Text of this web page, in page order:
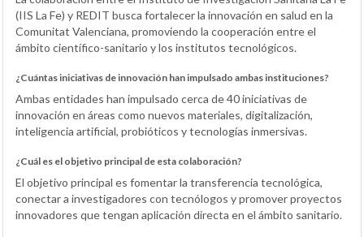
(IIS La Fe) y REDIT busca fortalecer la innovación en salud en la
Comunitat Valenciana, promoviendo la cooperación entre el
ámbito científico-sanitario y los institutos tecnológicos.
¿Cuántas iniciativas de innovación han impulsado ambas instituciones?
Ambas entidades han impulsado cerca de 40 iniciativas de
innovación en áreas como nuevos materiales, digitalización,
inteligencia artificial, probióticos y tecnologías inmersivas.
¿Cuál es el objetivo principal de esta colaboración?
El objetivo principal es fomentar la transferencia tecnológica,
conectar a investigadores con tecnólogos y promover proyectos
innovadores que tengan aplicación directa en el ámbito sanitario.